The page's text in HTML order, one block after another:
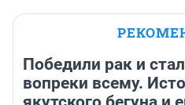
Победили рак и
вопреки всему.